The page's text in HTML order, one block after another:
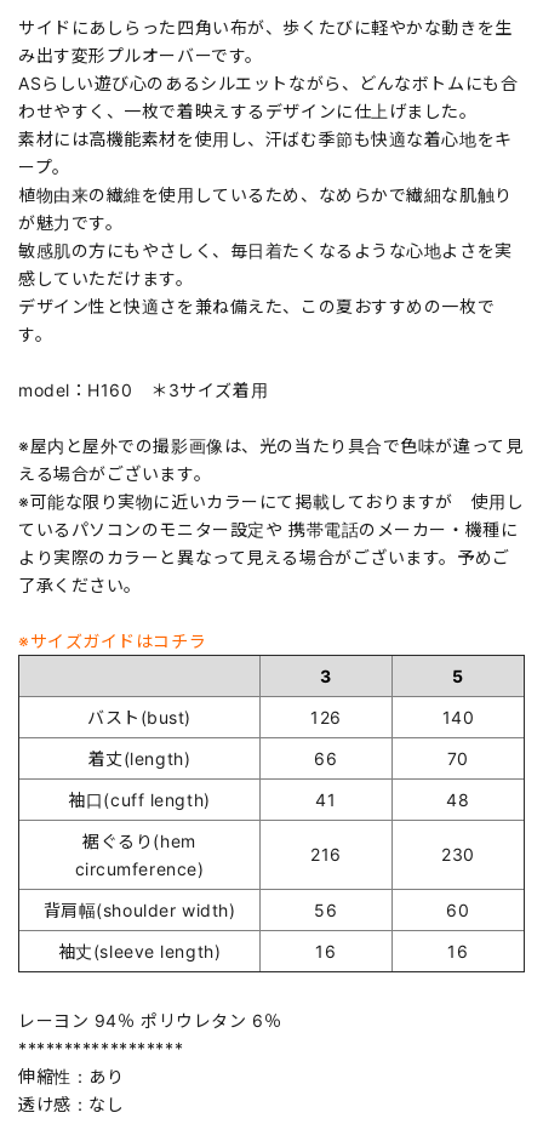
サイドにあしらった四角い布が、歩くたびに軽やかな動きを生
み出す変形プルオーバーです。
ASらしい遊び心のあるシルエットながら、どんなボトムにも合
わせやすく、一枚で着映えするデザインに仕上げました。
素材には高機能素材を使用し、汗ばむ季節も快適な着心地をキ
ープ。
植物由来の繊維を使用しているため、なめらかで繊細な肌触り
が魅力です。
敏感肌の方にもやさしく、毎日着たくなるような心地よさを実
感していただけます。
デザイン性と快適さを兼ね備えた、この夏おすすめの一枚で
す。
model：H160 ＊3サイズ着用
※屋内と屋外での撮影画像は、光の当たり具合で色味が違って見
える場合がございます。
※可能な限り実物に近いカラーにて掲載しておりますが 使用し
ているパソコンのモニター設定や 携帯電話のメーカー・機種に
より実際のカラーと異なって見える場合がございます。予めご
了承ください。
※サイズガイドはコチラ
3
5
バスト(bust)
126
140
着丈(length)
66
70
袖口(cuff length)
41
48
裾ぐるり(hem
circumference)
216 230
背肩幅(shoulder width) 56
60
袖丈(sleeve length)
16 16
レーヨン 94％ ポリウレタン 6％
******************
伸縮性：あり
透け感：なし